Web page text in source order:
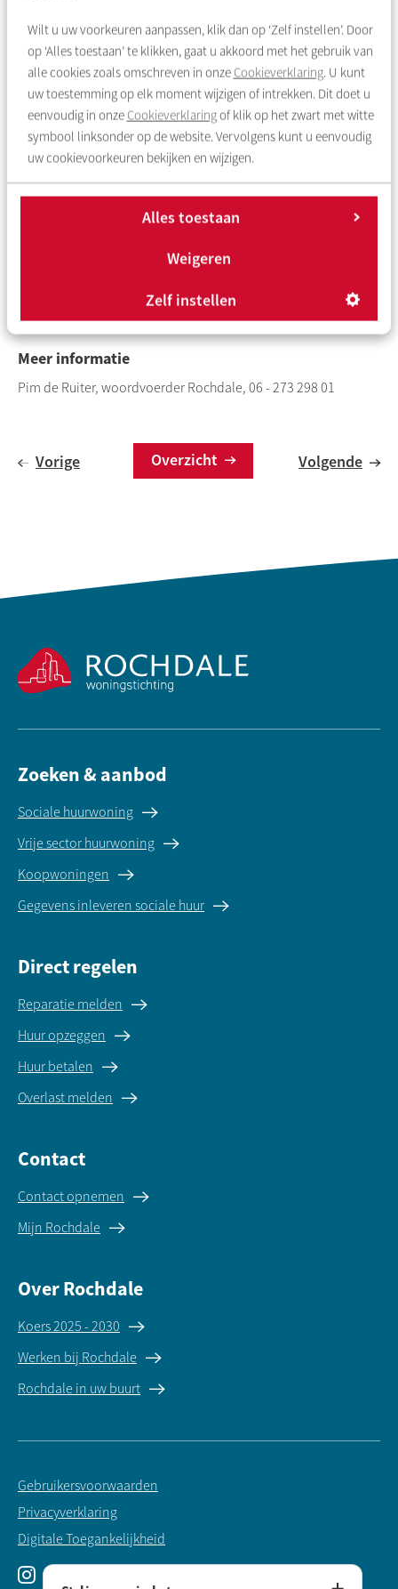
Wilt u uw voorkeuren aanpassen, klik dan op ‘Zelf instellen’. Door
op ‘Alles toestaan’ te klikken, gaat u akkoord met het gebruik van
alle cookies zoals omschreven in onze Cookieverklaring. U kunt
uw toestemming op elk moment wijzigen of intrekken. Dit doet u
eenvoudig in onze Cookieverklaringof klik op het zwart met witte
symbool linksonder op de website. Vervolgens kunt u eenvoudig
uw cookievoorkeuren bekijken en wijzigen.
Alles toestaan
Weigeren
Zelf instellen
daarin centraal. Wonen is méér dan een dak boven je hoofd.
De buurt moet een fijne plek zijn, met goede voorzieningen,
voor mensen van verschillende afkomst en uiteenlopende
achtergronden en interesses. Het moet niet uitmaken in welke
buurt je opgroeit voor de kansen die je krijgt in je leven.
Bestuur en directie weer compleet
Met de komst van Ellemeet is de leiding van Rochdale weer
compleet. Mohamed Acharki is bestuursvoorzitter, Nico
mensen: Eric Nagengast (directeur Vastgoed), Maurice Kokhuis
(directeur Buurten). Corinne volgt Hans Pluim op, die sinds
september 2024 tijdelijk directeur buurten was.
Meer informatie
Pim de Ruiter, woordvoerder Rochdale, 06 - 273 298 01
Volgende
Overzicht
Vorige
Zoeken & aanbod
Sociale huurwoning
Vrije sector huurwoning
Koopwoningen
Gegevens inleveren sociale huur
Direct regelen
Reparatie melden
Huur opzeggen
Huur betalen
Overlast melden
Contact
Contact opnemen
Mijn Rochdale
Over Rochdale
Koers 2025 - 2030
Werken bij Rochdale
Rochdale in uw buurt
Gebruikersvoorwaarden
Privacyverklaring
Digitale Toegankelijkheid
Instagram